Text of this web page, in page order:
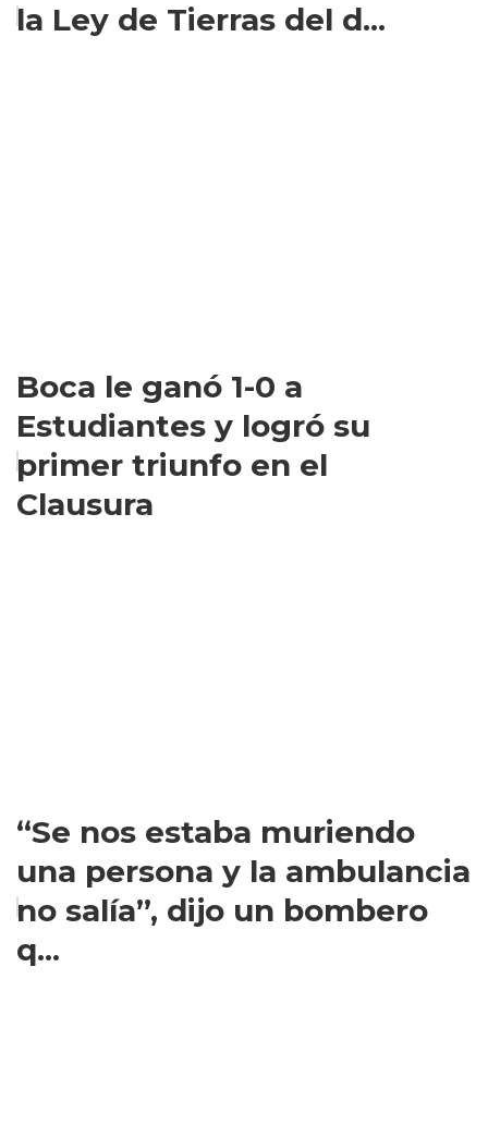
la Ley de Tierras del d...
Boca le ganó 1-0 a
Estudiantes y logró su
primer triunfo en el
Clausura
“Se nos estaba muriendo
una persona y la ambulancia
no salía”, dijo un bombero
q...